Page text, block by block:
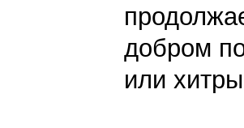
добром
или